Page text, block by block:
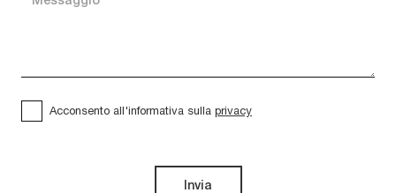
Acconsento all'informativa sulla privacy
Invia